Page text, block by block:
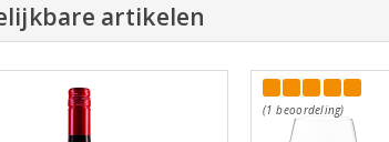
artikelen
(1 beoordeling)